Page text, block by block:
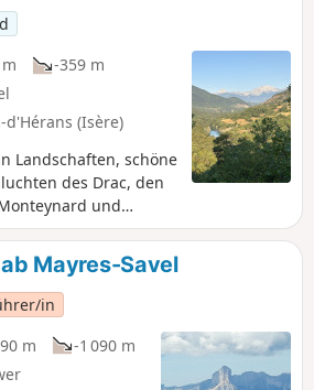
-359 m
d'Hérans (Isère)
Landschaften, schöne
des Drac, den
und
den Oisans, den
begleiten
zeigen
Mayres-Savel
in
m
-1 090 m